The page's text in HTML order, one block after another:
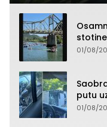
01/08/
putu
lica
01/08/